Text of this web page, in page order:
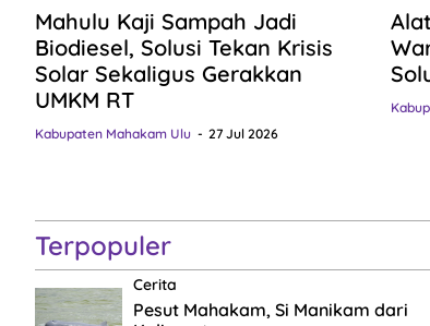
Mahulu Kaji Sampah Jadi
Biodiesel, Solusi Tekan Krisis
Solar Sekaligus Gerakkan
UMKM RT
Kabupaten Mahakam Ulu 27 Jul 2026
Terpopuler
Cerita
Pesut Mahakam, Si Manikam dari